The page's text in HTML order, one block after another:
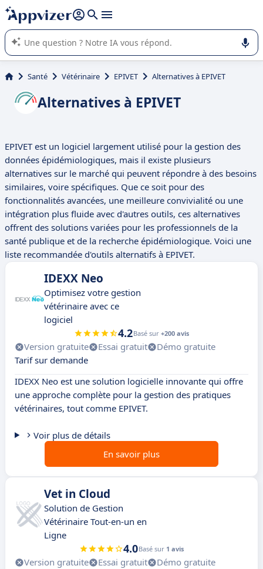
répondre (plusieurs lignes avec
L'IA de Appvizer vous guide dans l'utilisation ou la sélection de
logiciel SaaS en entreprise.
Santé Vétérinaire EPIVET Alternatives à EPIVET
Alternatives à EPIVET
EPIVET est un logiciel largement utilisé pour la gestion des
données épidémiologiques, mais il existe plusieurs
alternatives sur le marché qui peuvent répondre à des besoins
similaires, voire spécifiques. Que ce soit pour des
fonctionnalités avancées, une meilleure convivialité ou une
intégration plus fluide avec d'autres outils, ces alternatives
offrent des solutions variées pour les professionnels de la
santé publique et de la recherche épidémiologique. Voici une
liste recommandée d'outils alternatifs à EPIVET.
IDEXX Neo
Optimisez votre gestion
vétérinaire avec ce
logiciel
4.2Basé sur +200 avis
Version gratuite Essai gratuit
Démo gratuite
Tarif sur demande
IDEXX Neo est une solution logicielle innovante qui offre
une approche complète pour la gestion des pratiques
vétérinaires, tout comme EPIVET.
Voir plus de détails
En savoir plus
Vet in Cloud
Solution de Gestion
Vétérinaire Tout-en-un en
Ligne
4.0Basé sur 1 avis
Version gratuite Essai gratuit
Démo gratuite